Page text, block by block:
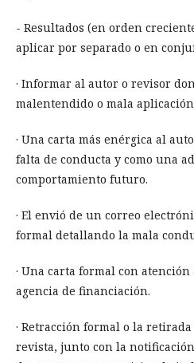
- Resultados (en orden
aplicar por separado o en
· Informar al autor o revisor
malentendido o mala
· Una carta más enérgica al
falta de conducta y como una
comportamiento futuro.
· El envió de un correo
formal detallando la mala
· Una carta formal con
agencia de financiación.
· Retracción formal o la
revista, junto con la